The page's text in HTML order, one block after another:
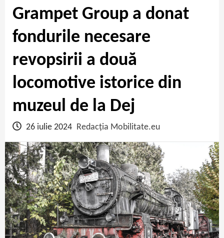
Grampet Group a donat
fondurile necesare
revopsirii a două
locomotive istorice din
muzeul de la Dej
26 iulie 2024 Redacția Mobilitate.eu